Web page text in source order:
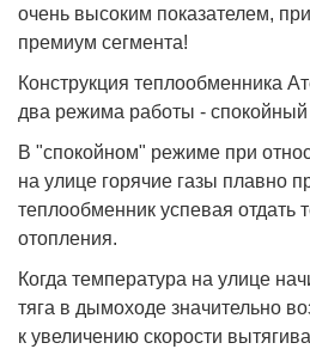
очень высоким показателем,
премиум сегмента!
Конструкция теплообменника
два режима работы - спокойный
В "спокойном" режиме при
на улице горячие газы плавно
теплообменник успевая отдать
отопления.
Когда температура на улице
тяга в дымоходе значительно
к увеличению скорости